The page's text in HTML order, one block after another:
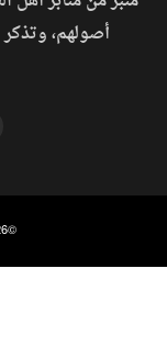
أصولهم، وتذكر
2026 جميع الحقوق محفوظة البيان